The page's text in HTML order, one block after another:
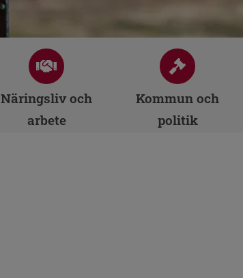
Näringsliv och
arbete
Kommun och
politik